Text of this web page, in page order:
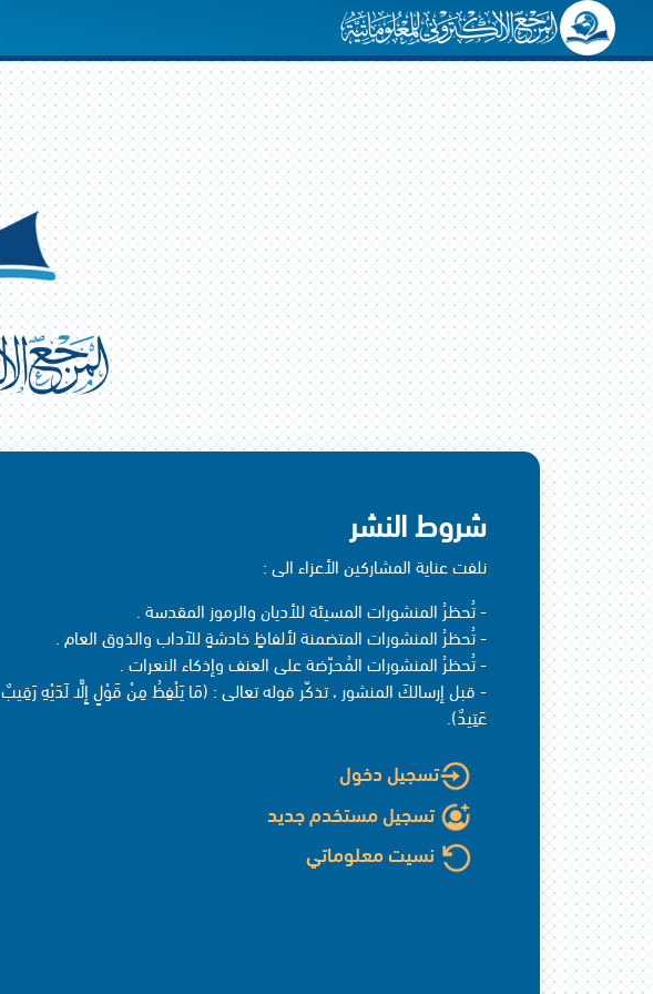
شروط النشر
نلفت عناية المشاركين الأعزاء الى :
- تُحظرُ المنشورات المسيئة للأديان والرموز المقدسة .
- تُحظرُ المنشورات المتضمنة لألفاظٍ خادشةٍ للآداب والذوق العام .
- تُحظرُ المنشورات المُحرّضة على العنف وإذكاء النعرات .
- قبل إرسالكَ المنشور ، تذكّر قوله تعالى : (مَا يَلْفِظُ مِنْ قَوْلٍ إِلَّا لَدَيْهِ رَقِيبٌ
عَتِيدٌ).
تسجيل دخول
تسجيل مستخدم جديد
نسيت معلوماتي